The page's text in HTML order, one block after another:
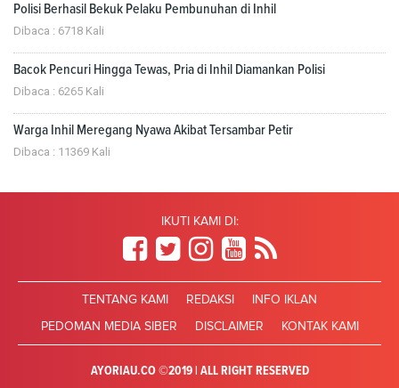
Polisi Berhasil Bekuk Pelaku Pembunuhan di Inhil
Dibaca : 6718 Kali
Bacok Pencuri Hingga Tewas, Pria di Inhil Diamankan Polisi
Dibaca : 6265 Kali
Warga Inhil Meregang Nyawa Akibat Tersambar Petir
Dibaca : 11369 Kali
IKUTI KAMI DI:
TENTANG KAMI REDAKSI INFO IKLAN
PEDOMAN MEDIA SIBER DISCLAIMER KONTAK KAMI
AYORIAU.CO ©2019 | ALL RIGHT RESERVED